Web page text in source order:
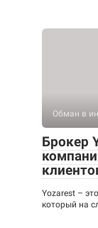
Обман в
Брокер
Yozarest –
который на